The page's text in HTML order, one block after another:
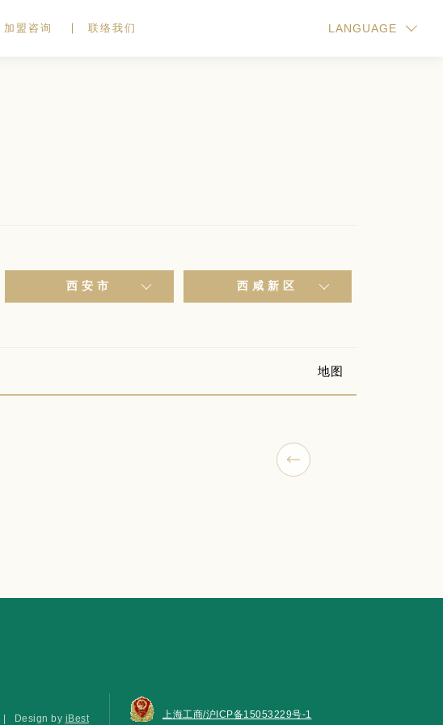
加盟咨询 联络我们 LANGUAGE
西安市 西咸新区
地图
Design by iBest 上海工商/沪ICP备15053229号-1